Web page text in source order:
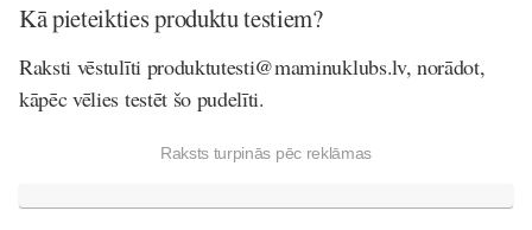
Kā pieteikties produktu testiem?
Raksti vēstulīti produktutesti@maminuklubs.lv, norādot,
kāpēc vēlies testēt šo pudelīti.
Raksts turpinās pēc reklāmas